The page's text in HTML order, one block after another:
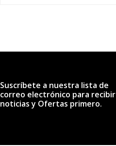
Suscríbete a nuestra lista de
correo electrónico para recibir
noticias y Ofertas primero.